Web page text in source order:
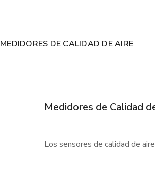
MEDIDORES DE CALIDAD DE AIRE
Medidores de Calidad
Los sensores de calidad de